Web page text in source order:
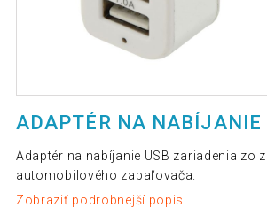
ADAPTÉR NA NABÍJANIE
Adaptér na nabíjanie USB zariadenia zo
automobilového zapaľovača.
Zobraziť podrobnejší popis